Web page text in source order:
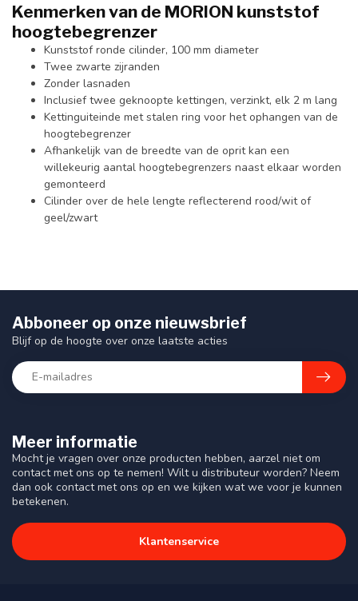
Kenmerken van de MORION kunststof
hoogtebegrenzer
Kunststof ronde cilinder, 100 mm diameter
Twee zwarte zijranden
Zonder lasnaden
Inclusief twee geknoopte kettingen, verzinkt, elk 2 m lang
Kettinguiteinde met stalen ring voor het ophangen van de
hoogtebegrenzer
Afhankelijk van de breedte van de oprit kan een
willekeurig aantal hoogtebegrenzers naast elkaar worden
gemonteerd
Cilinder over de hele lengte reflecterend rood/wit of
geel/zwart
Meer informatie
Mocht je vragen over onze producten hebben, aarzel niet om
contact met ons op te nemen! Wilt u distributeur worden? Neem
dan ook contact met ons op en we kijken wat we voor je kunnen
betekenen.
Klantenservice
Abboneer op onze nieuwsbrief
Blijf op de hoogte over onze laatste acties